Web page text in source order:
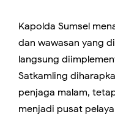
​Kapolda Sumsel
dan wawasan yang
langsung
Satkamling
penjaga malam,
menjadi pusat